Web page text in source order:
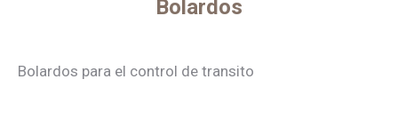
Bolardos
Bolardos para el control de transito